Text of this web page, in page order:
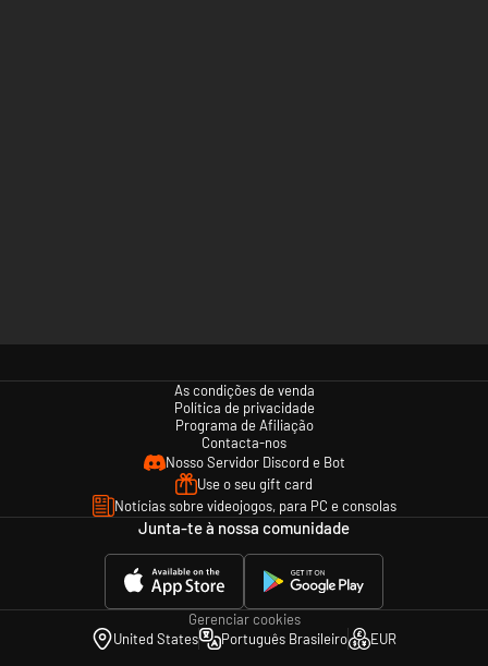
As condições de venda
Política de privacidade
Programa de Afiliação
Contacta-nos
Nosso Servidor Discord e Bot
Use o seu gift card
Notícias sobre videojogos, para PC e consolas
Junta-te à nossa comunidade
Gerenciar cookies
United States
Português Brasileiro EUR